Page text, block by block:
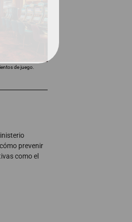
de juego.
prevenir
como el